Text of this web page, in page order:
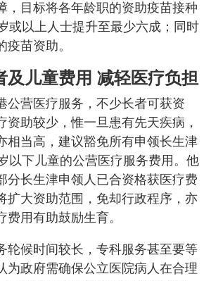
，目标将各年龄职的资助疫苗接种
或以上人士提升至最少六成；同时
苗资助。
及儿童费用 减轻医疗负担
公营医疗服务，不少长者可获资
资助较少，惟一旦患有先天疾病，
相当高，建议豁免所有申领长生津
以下儿童的公营医疗服务费用。他
分长生津申领人已合资格获医疗费
扩大资助范围，免却行政程序，亦
用有助鼓励生育。
轮候时间较长，专科服务甚至要等
为政府需确保公立医院病人在合理